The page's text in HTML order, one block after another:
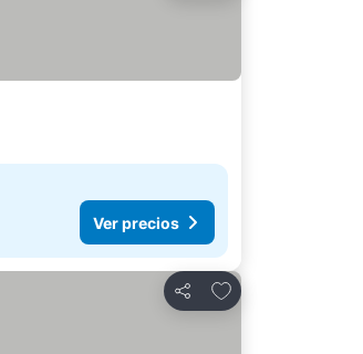
Ver precios
Compartir
Agregar a favoritos